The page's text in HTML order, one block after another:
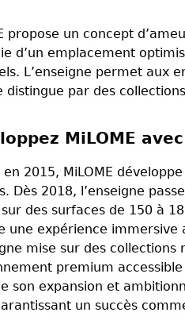
propose un concept
d’un emplacement
L’enseigne permet aux
distingue par des
MiLOME
en 2015, MiLOME
Dès 2018, l’enseigne
des surfaces de 150 à
une expérience
mise sur des
premium
son expansion et
un succès